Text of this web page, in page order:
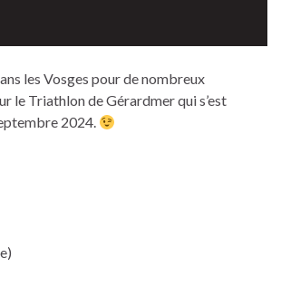
les Vosges pour de nombreux
le Triathlon de Gérardmer qui s’est
2024.